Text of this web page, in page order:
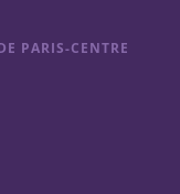
PARIS-CENTRE